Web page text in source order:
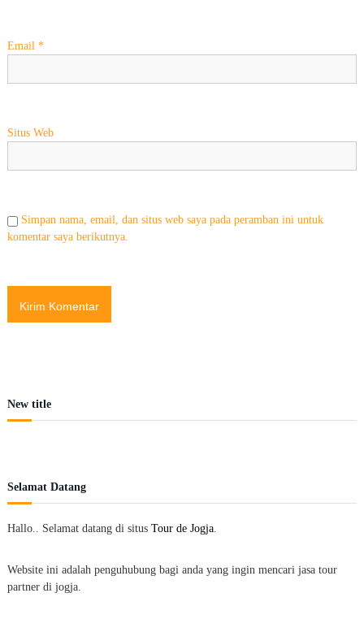
Email *
Situs Web
Simpan nama, email, dan situs web saya pada peramban ini untuk
komentar saya berikutnya.
New title
Selamat Datang
Hallo.. Selamat datang di situs Tour de Jogja.
Website ini adalah penguhubung bagi anda yang ingin mencari jasa tour
partner di jogja.